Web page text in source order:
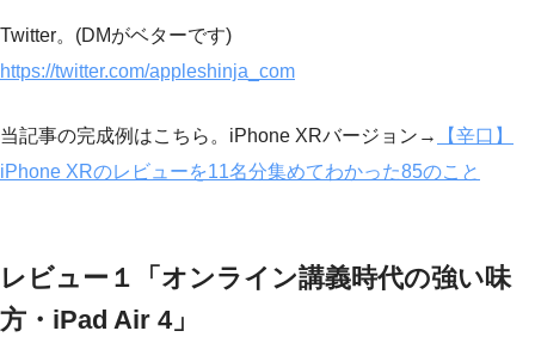
Twitter。(DMがベターです)
https://twitter.com/appleshinja_com
当記事の完成例はこちら。iPhone XRバージョン→
【辛口】
iPhone XRのレビューを11名分集めてわかった85のこと
レビュー１「オンライン講義時代の強い味
方・iPad Air 4」